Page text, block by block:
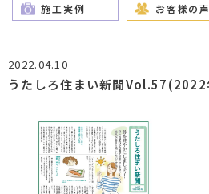
施工実例 お客様の声
2022.04.10
うたしろ住まい新聞Vol.57(2022